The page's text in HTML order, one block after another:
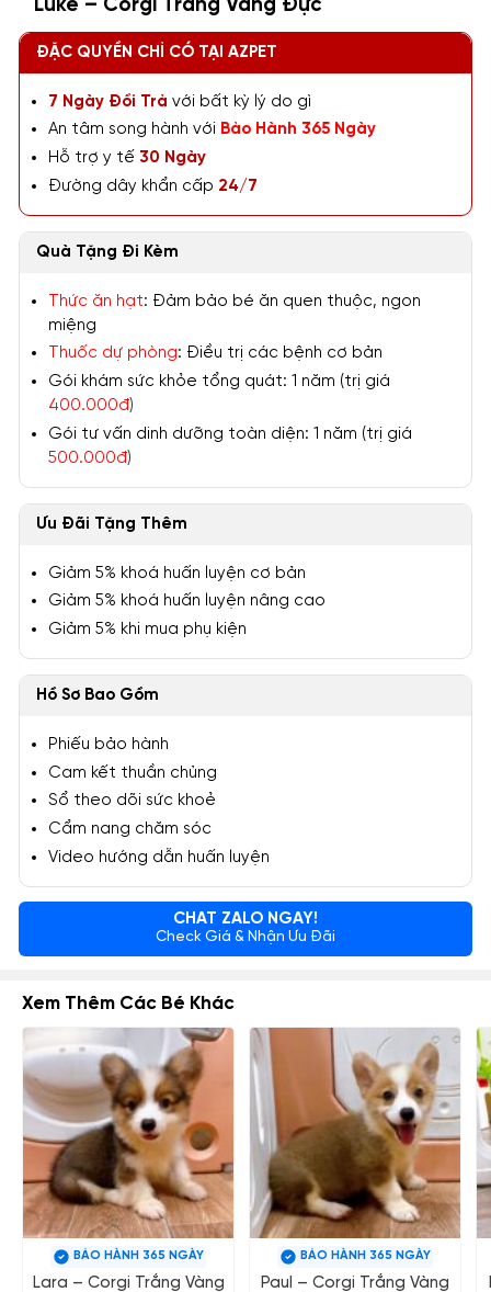
Luke – Corgi Trắng Vàng Đực
ĐẶC QUYỀN CHỈ CÓ TẠI AZPET
7 Ngày Đổi Trả với bất kỳ lý do gì
An tâm song hành với Bảo Hành 365 Ngày
Hỗ trợ y tế 30 Ngày
Đường dây khẩn cấp 24/7
Quà Tặng Đi Kèm
Thức ăn hạt: Đảm bảo bé ăn quen thuộc, ngon
miệng
Thuốc dự phòng: Điều trị các bệnh cơ bản
Gói khám sức khỏe tổng quát: 1 năm (trị giá
400.000đ)
Gói tư vấn dinh dưỡng toàn diện: 1 năm (trị giá
500.000đ)
Ưu Đãi Tặng Thêm
Giảm 5% khoá huấn luyện cơ bản
Giảm 5% khoá huấn luyện nâng cao
Giảm 5% khi mua phụ kiện
Hồ Sơ Bao Gồm
Phiếu bảo hành
Cam kết thuần chủng
Sổ theo dõi sức khoẻ
Cẩm nang chăm sóc
Video hướng dẫn huấn luyện
CHAT ZALO NGAY!
Check Giá & Nhận Ưu Đãi
Xem Thêm Các Bé Khác
BẢO HÀNH 365 NGÀY
Lara – Corgi Trắng Vàng
BẢO HÀNH 365 NGÀY
Paul – Corgi Trắng Vàng